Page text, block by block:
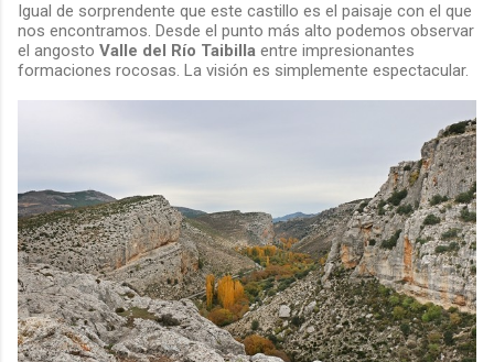
Igual de sorprendente que este castillo es el paisaje con el que
nos encontramos. Desde el punto más alto podemos observar
el angosto Valle del Río Taibilla entre impresionantes
formaciones rocosas. La visión es simplemente espectacular.